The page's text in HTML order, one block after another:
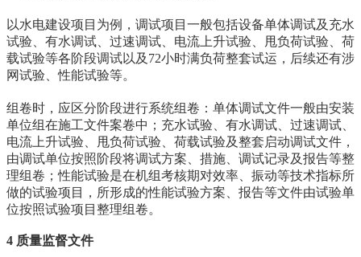
以水电建设项目为例，调试项目一般包括设备单体调试及充水
试验、有水调试、过速调试、电流上升试验、甩负荷试验、荷
载试验等各阶段调试以及72小时满负荷整套试运，后续还有涉
网试验、性能试验等。
组卷时，应区分阶段进行系统组卷：单体调试文件一般由安装
单位组在施工文件案卷中；充水试验、有水调试、过速调试、
电流上升试验、甩负荷试验、荷载试验及整套启动调试文件，
由调试单位按照阶段将调试方案、措施、调试记录及报告等整
理组卷；性能试验是在机组考核期对效率、振动等技术指标所
做的试验项目，所形成的性能试验方案、报告等文件由试验单
位按照试验项目整理组卷。
4 质量监督文件